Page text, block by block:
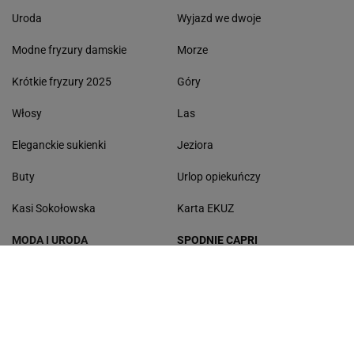
Uroda
Modne fryzury damskie
Krótkie fryzury 2025
Włosy
Eleganckie sukienki
Buty
Kasi Sokołowska
Wyjazd we dwoje
Morze
Góry
Las
Jeziora
Urlop opiekuńczy
Karta EKUZ
MODA I URODA SPODNIE CAPRI